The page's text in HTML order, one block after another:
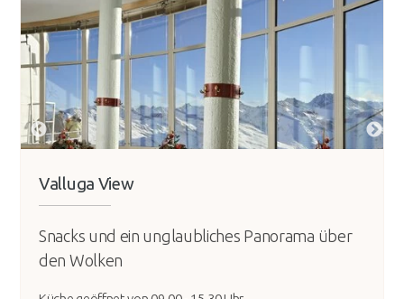
Valluga View
Snacks und ein unglaubliches Panorama über
den Wolken